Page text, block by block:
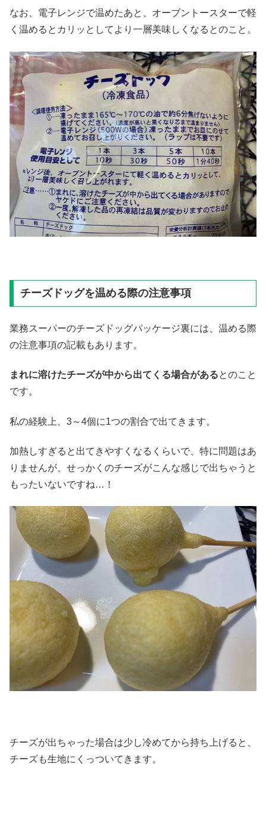
なお、電子レンジで温めたあと、オーブントースターで軽
く温めるとカリッとしてより一層美味しくなるとのこと。
チーズドッグを温める際の注意事項
業務スーパーのチーズドッグパッケージ裏には、温める際
の注意事項の記載もあります。
まれに溶けたチーズが中から出てくる場合があるとのこと
です。
私の経験上、3～4個に1つの割合で出てきます。
加熱しすぎると出てきやすくなるくらいで、特に問題はあ
りませんが、せっかくのチーズがこんな感じで出ちゃうと
もったいないですね…！
チーズが出ちゃった場合は少し冷めてから持ち上げると、
チーズも生地にくっついてきます。